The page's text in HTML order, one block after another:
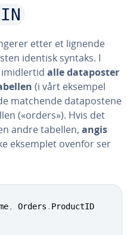
etter et lignende
identisk syntaks. I
alle dataposter
(i vårt eksempel
matchende datapostene
(«orders»). Hvis det
andre tabellen, angis
eksemplet ovenfor ser
, Orders .